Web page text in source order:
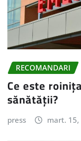
RECOMANDARI
Ce este
sănătății?
press mart. 15,